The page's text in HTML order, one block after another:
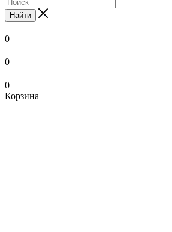
Найти
0
0
0
Корзина